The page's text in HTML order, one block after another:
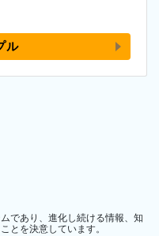
ル
であり、進化し続ける情報、知
とを決意しています。